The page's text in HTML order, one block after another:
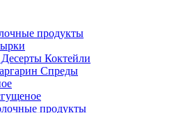
продукты
Коктейли
Спреды
продукты